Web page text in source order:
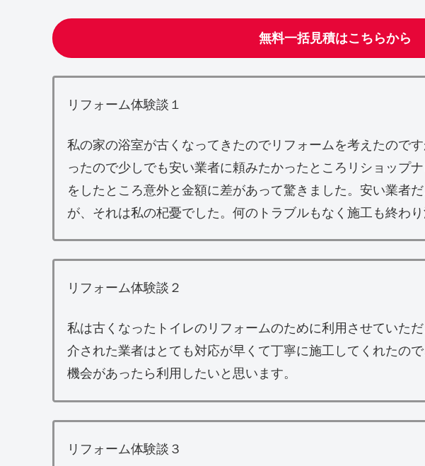
無料一括見積はこちらから
リフォーム体験談１
私の家の浴室が古くなってきたのでリフォームを考えたので
ったので少しでも安い業者に頼みたかったところリショップ
をしたところ意外と金額に差があって驚きました。安い業者
が、それは私の杞憂でした。何のトラブルもなく施工も終わり
リフォーム体験談２
私は古くなったトイレのリフォームのために利用させていた
介された業者はとても対応が早くて丁寧に施工してくれたの
機会があったら利用したいと思います。
リフォーム体験談３